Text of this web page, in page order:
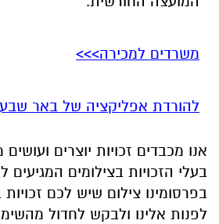
משרדים למכירה>>>
להורדת אפליקציה של באר שבע
אנו מכבדים זכויות יוצרים
בעלי הזכויות בצילומים המגיעים
בפרסומינו צילום שיש לכם
לפנות אלינו ולבקש לחדול